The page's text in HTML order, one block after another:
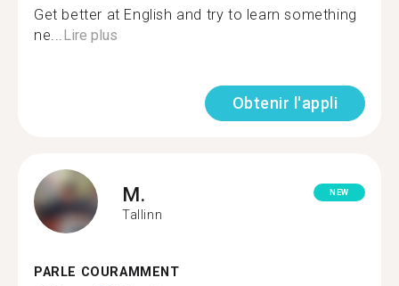
Get better at English and try to learn something
ne... Lire plus
Obtenir l'appli
M.
Tallinn
NEW
PARLE COURAMMENT